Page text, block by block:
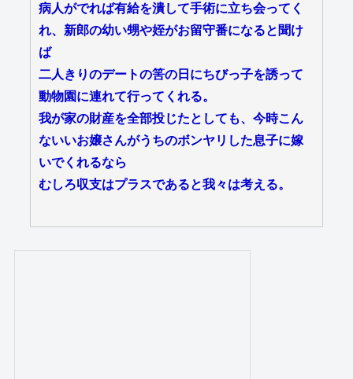
病人がでれば有給を潰して手術に立ち会ってく
れ、新郎の幼い甥や姪がお留守番になると聞け
ば
二人きりのデートの筈の日にちびっ子を誘って
動物園に連れて行ってくれる。
我が家の財産を全部投じたとしても、今時こん
ないいお嬢さんがうちのボンヤリした息子に嫁
いでくれるなら
むしろ収支はプラスであると我々は考える。